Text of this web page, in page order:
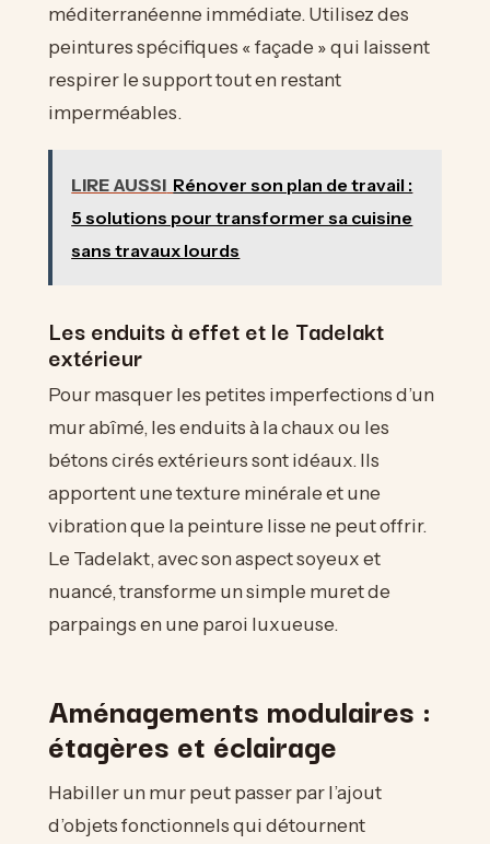
méditerranéenne immédiate. Utilisez des
peintures spécifiques « façade » qui laissent
respirer le support tout en restant
imperméables.
LIRE AUSSI Rénover son plan de travail :
5 solutions pour transformer sa cuisine
sans travaux lourds
Les enduits à effet et le Tadelakt
extérieur
Pour masquer les petites imperfections d’un
mur abîmé, les enduits à la chaux ou les
bétons cirés extérieurs sont idéaux. Ils
apportent une texture minérale et une
vibration que la peinture lisse ne peut offrir.
Le Tadelakt, avec son aspect soyeux et
nuancé, transforme un simple muret de
parpaings en une paroi luxueuse.
Aménagements modulaires :
étagères et éclairage
Habiller un mur peut passer par l’ajout
d’objets fonctionnels qui détournent